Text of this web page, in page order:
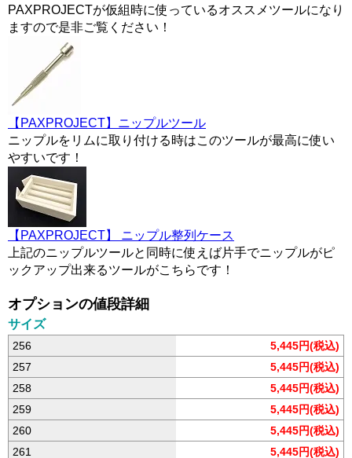
PAXPROJECTが仮組時に使っているオススメツールになり
ますので是非ご覧ください！
【PAXPROJECT】ニップルツール
ニップルをリムに取り付ける時はこのツールが最高に使い
やすいです！
【PAXPROJECT】 ニップル整列ケース
上記のニップルツールと同時に使えば片手でニップルがピ
ックアップ出来るツールがこちらです！
オプションの値段詳細
サイズ
256
5,445円(税込)
257
5,445円(税込)
258
5,445円(税込)
259
5,445円(税込)
260
5,445円(税込)
261
5,445円(税込)